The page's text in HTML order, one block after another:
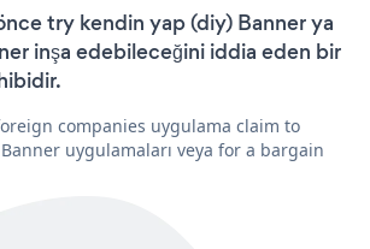
try kendin yap (diy) Banner ya
inşa edebileceğini iddia eden bir
companies uygulama claim to
uygulamaları veya for a bargain